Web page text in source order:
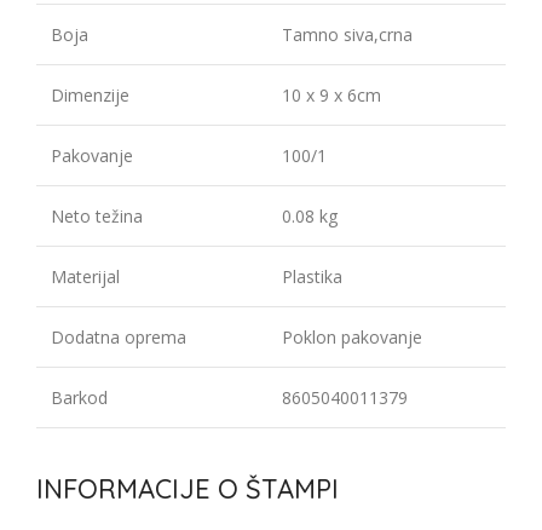
Boja Tamno siva,crna
Dimenzije 10 x 9 x 6cm
Pakovanje 100/1
Neto težina 0.08 kg
Materijal Plastika
Dodatna oprema Poklon pakovanje
Barkod 8605040011379
INFORMACIJE O ŠTAMPI